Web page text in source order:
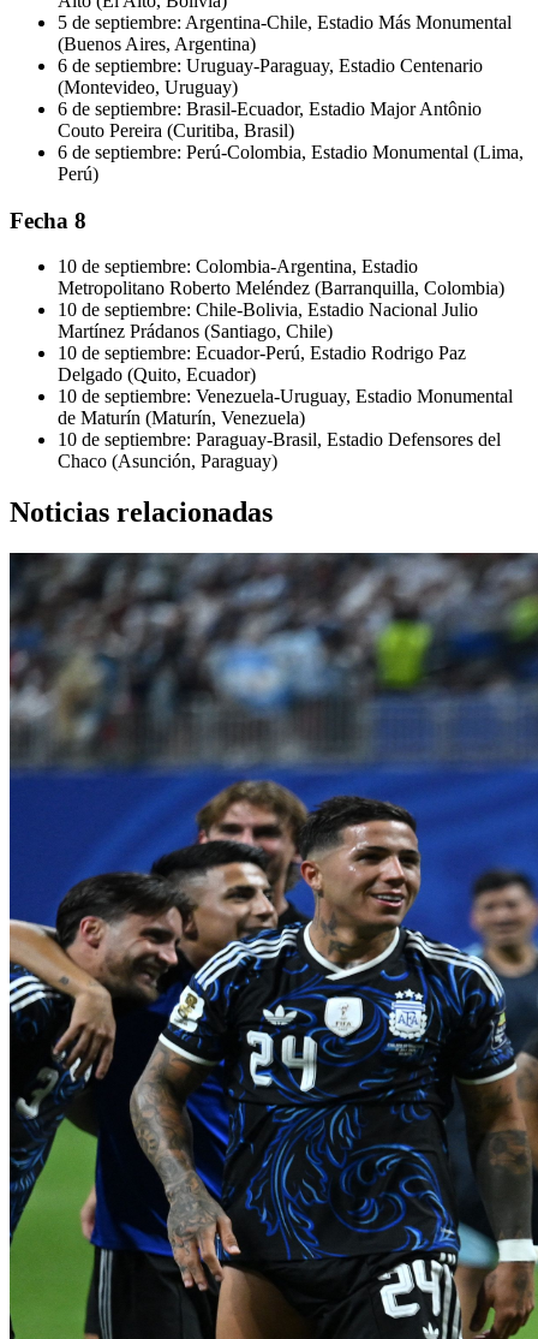
5 de septiembre: Argentina-Chile, Estadio Más Monumental
(Buenos Aires, Argentina)
6 de septiembre: Uruguay-Paraguay, Estadio Centenario
(Montevideo, Uruguay)
6 de septiembre: Brasil-Ecuador, Estadio Major Antônio
Couto Pereira (Curitiba, Brasil)
6 de septiembre: Perú-Colombia, Estadio Monumental (Lima,
Perú)
Fecha 8
10 de septiembre: Colombia-Argentina, Estadio
Metropolitano Roberto Meléndez (Barranquilla, Colombia)
10 de septiembre: Chile-Bolivia, Estadio Nacional Julio
Martínez Prádanos (Santiago, Chile)
10 de septiembre: Ecuador-Perú, Estadio Rodrigo Paz
Delgado (Quito, Ecuador)
10 de septiembre: Venezuela-Uruguay, Estadio Monumental
de Maturín (Maturín, Venezuela)
10 de septiembre: Paraguay-Brasil, Estadio Defensores del
Chaco (Asunción, Paraguay)
Noticias relacionadas